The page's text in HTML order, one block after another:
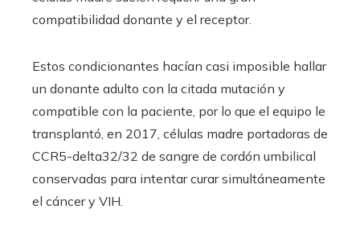
compatibilidad donante y el receptor.
Estos condicionantes hacían casi imposible hallar
un donante adulto con la citada mutación y
compatible con la paciente, por lo que el equipo le
transplantó, en 2017, células madre portadoras de
CCR5-delta32/32 de sangre de cordón umbilical
conservadas para intentar curar simultáneamente
el cáncer y VIH.